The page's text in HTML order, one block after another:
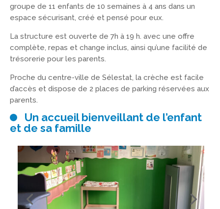
groupe de 11 enfants de 10 semaines à 4 ans dans un
espace sécurisant, créé et pensé pour eux.
La structure est ouverte de 7h à 19 h. avec une offre
complète, repas et change inclus, ainsi qu’une facilité de
trésorerie pour les parents.
Proche du centre-ville de Sélestat, la crèche est facile
d’accès et dispose de 2 places de parking réservées aux
parents.
Un accueil bienveillant de l’enfant
et de sa famille